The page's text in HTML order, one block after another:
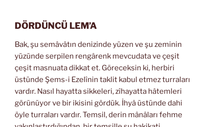
DÖRDÜNCÜ LEM’A
Bak, şu semâvâtın denizinde yüzen ve şu zeminin
yüzünde serpilen rengârenk mevcudata ve çeşit
çeşit masnuata dikkat et. Göreceksin ki, herbiri
üstünde Şems-i Ezelînin taklit kabul etmez turraları
vardır. Nasıl hayatta sikkeleri, zîhayatta hâtemleri
görünüyor ve bir ikisini gördük. İhyâ üstünde dahi
öyle turraları vardır. Temsil, derin mânâları fehme